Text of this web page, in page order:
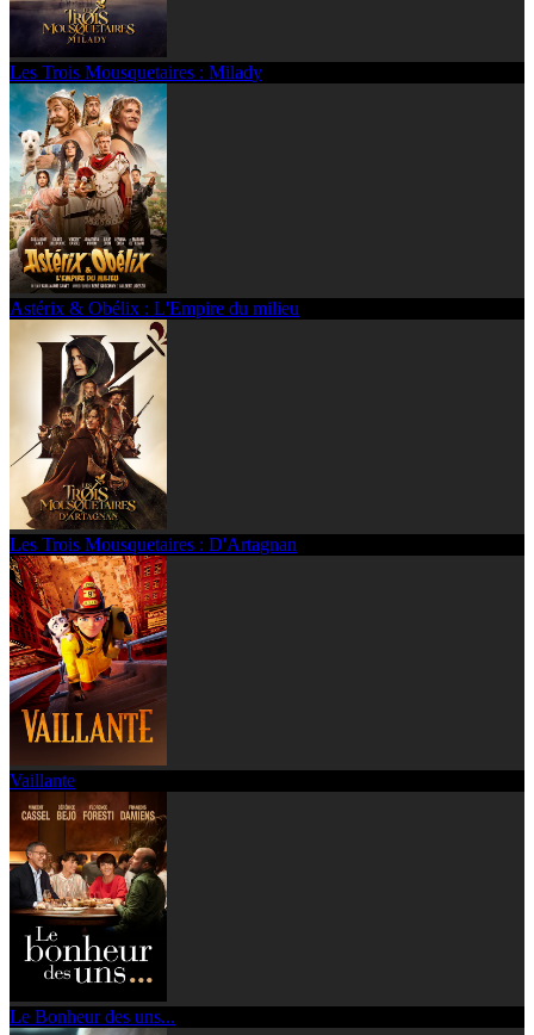
Les Trois Mousquetaires : Milady
Astérix & Obélix : L'Empire du milieu
Les Trois Mousquetaires : D'Artagnan
Vaillante
Le Bonheur des uns...